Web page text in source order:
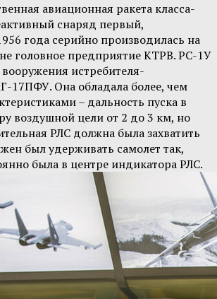
авиационная ракета класса-
снаряд первый,
года серийно производилась на
головное предприятие КТРВ. РС-1У
вооружения истребителя-
17ПФУ. Она обладала более, чем
– дальность пуска в
воздушной цели от 2 до 3 км, но
РЛС должна была захватить
был удерживать самолет так,
была в центре индикатора РЛС.